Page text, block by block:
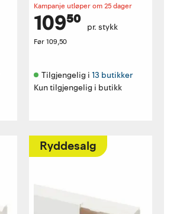
Kampanje utløper om 25 dager
109⁵⁰ pr. stykk
Før 109,50
Tilgjengelig i 13 butikker
Kun tilgjengelig i butikk
Ryddesalg